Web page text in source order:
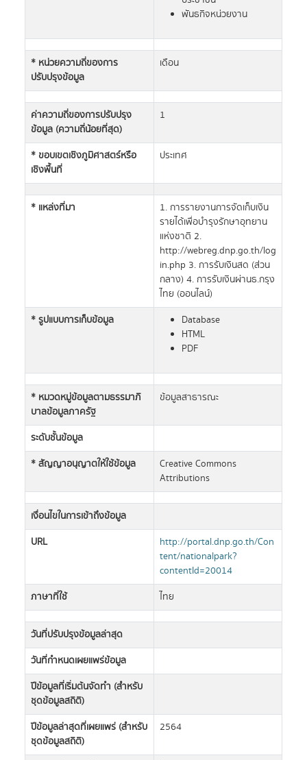
พันธกิจหน่วยงาน
* หน่วยความถี่ของการ
ปรับปรุงข้อมูล
เดือน
ค่าความถี่ของการปรับปรุง
ข้อมูล (ความถี่น้อยที่สุด)
1
* ขอบเขตเชิงภูมิศาสตร์หรือ
เชิงพื้นที่
ประเทศ
* แหล่งที่มา
1. การรายงานการจัดเก็บเงิน
รายได้เพื่อบำรุงรักษาอุทยาน
แห่งชาติ 2.
http://webreg.dnp.go.th/log
in.php 3. การรับเงินสด (ส่วน
กลาง) 4. การรับเงินผ่านธ.กรุง
ไทย (ออนไลน์)
* รูปแบบการเก็บข้อมูล
Database
HTML
PDF
* หมวดหมู่ข้อมูลตามธรรมาภิ
บาลข้อมูลภาครัฐ
ข้อมูลสาธารณะ
ระดับชั้นข้อมูล
* สัญญาอนุญาตให้ใช้ข้อมูล
Creative Commons
Attributions
เงื่อนไขในการเข้าถึงข้อมูล
URL
http://portal.dnp.go.th/Con
tent/nationalpark?
contentId=20014
ภาษาที่ใช้
ไทย
วันที่ปรับปรุงข้อมูลล่าสุด
วันที่กำหนดเผยแพร่ข้อมูล
ปีข้อมูลที่เริ่มต้นจัดทำ (สำหรับ
ชุดข้อมูลสถิติ)
ปีข้อมูลล่าสุดที่เผยแพร่ (สำหรับ
ชุดข้อมูลสถิติ)
2564